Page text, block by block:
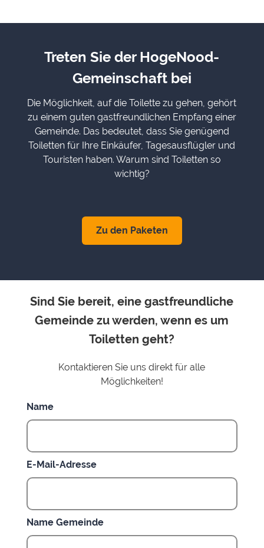
Treten Sie der HogeNood-
Gemeinschaft bei
Die Möglichkeit, auf die Toilette zu gehen, gehört
zu einem guten gastfreundlichen Empfang einer
Gemeinde. Das bedeutet, dass Sie genügend
Toiletten für Ihre Einkäufer, Tagesausflügler und
Touristen haben. Warum sind Toiletten so
wichtig?
Zu den Paketen
Sind Sie bereit, eine gastfreundliche
Gemeinde zu werden, wenn es um
Toiletten geht?
Kontaktieren Sie uns direkt für alle
Möglichkeiten!
Name
E-Mail-Adresse
Name Gemeinde